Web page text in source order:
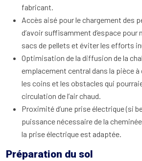
fabricant.
Accès aisé pour le chargement des
d’avoir suffisamment d’espace
sacs de pellets et éviter les efforts
Optimisation de la diffusion de la
emplacement central dans la pièce
les coins et les obstacles qui
circulation de l’air chaud.
Proximité d’une prise électrique (si
puissance nécessaire de la
la prise électrique est adaptée.
Préparation du sol